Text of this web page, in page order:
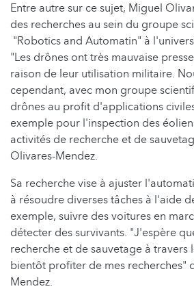
Entre autre sur ce sujet, Miguel
des recherches au sein du groupe
"Robotics and Automatin" à
"Les drônes ont très mauvaise
raison de leur utilisation militaire.
cependant, avec mon groupe
drônes au profit d'applications
exemple pour l'inspection des
activités de recherche et de
Olivares-Mendez.
Sa recherche vise à ajuster
à résoudre diverses tâches à l'aide
exemple, suivre des voitures en
détecter des survivants. "J'espère
recherche et de sauvetage à
bientôt profiter de mes recherches"
Mendez.